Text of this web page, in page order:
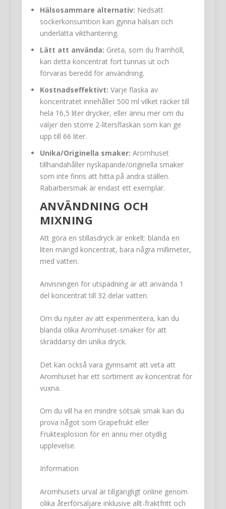
Hälsosammare alternativ: Nedsatt
sockerkonsumtion kan gynna hälsan och
underlätta vikthantering.
Lätt att använda: Greta, som du framhöll,
kan detta koncentrat fort tunnas ut och
förvaras beredd för användning.
Kostnadseffektivt: Varje flaska av
koncentratet innehåller 500 ml vilket räcker till
hela 16,5 liter drycker, eller ännu mer om du
väljer den större 2-litersflaskan som kan ge
upp till 66 liter.
Unika/Originella smaker: Aromhuset
tillhandahåller nyskapande/originella smaker
som inte finns att hitta på andra ställen.
Rabarbersmak är endast ett exemplar.
ANVÄNDNING OCH
MIXNING
Att göra en stillasdryck är enkelt: blanda en
liten mängd koncentrat, bara några millimeter,
med vatten.
Anvisningen för utspädning är att använda 1
del koncentrat till 32 delar vatten.
Om du njuter av att experimentera, kan du
blanda olika Aromhuset-smaker för att
skräddarsy din unika dryck.
Det kan också vara gynnsamt att veta att
Aromhuset har ett sortiment av koncentrat för
vuxna.
Om du vill ha en mindre sötsak smak kan du
prova något som Grapefrukt eller
Fruktexplosion för en ännu mer otydlig
upplevelse.
Information
Aromhusets urval är tillgängligt online genom
olika återförsäljare inklusive allt-fraktfritt och